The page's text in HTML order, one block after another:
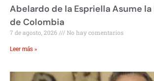
Abelardo de la Espriella Asume
de Colombia
7 de agosto, 2026 No hay comentarios
Leer más »